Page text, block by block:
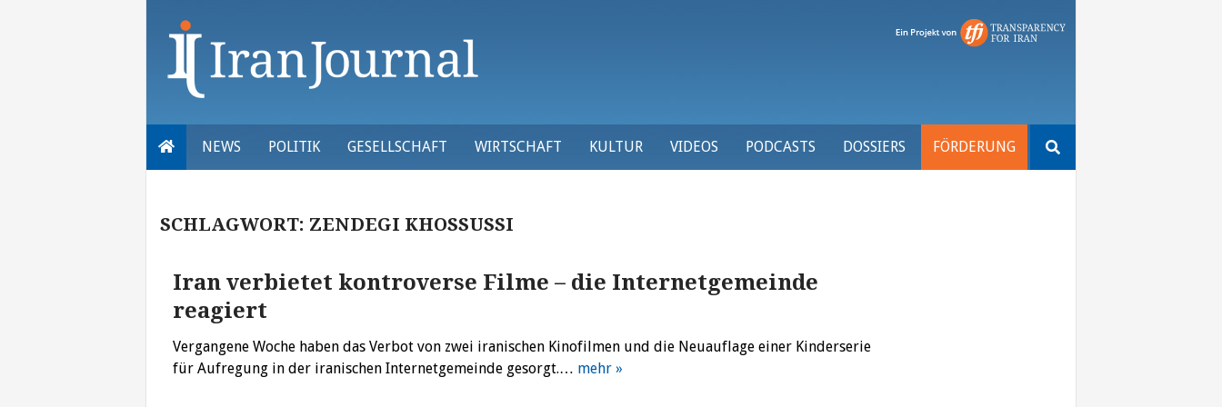
NEWS POLITIK GESELLSCHAFT WIRTSCHAFT KULTUR VIDEOS PODCASTS DOSSIERS FÖRDERUNG
nach:
SCHLAGWORT: ZENDEGI KHOSSUSSI
Iran verbietet kontroverse Filme – die Internetgemeinde
reagiert
Vergangene Woche haben das Verbot von zwei iranischen Kinofilmen und die Neuauflage einer Kinderserie
für Aufregung in der iranischen Internetgemeinde gesorgt.… mehr »